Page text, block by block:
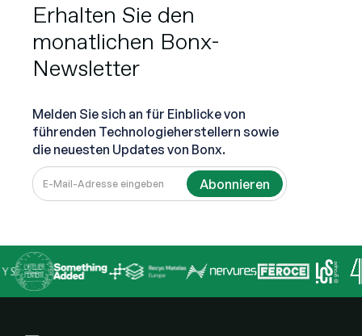
Erhalten Sie den
monatlichen Bonx-
Newsletter
Melden Sie sich an für Einblicke von
führenden Technologieherstellern sowie
die neuesten Updates von Bonx.